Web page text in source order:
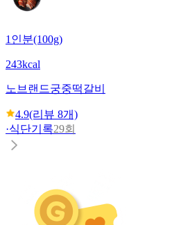
1인분(100g)
243kcal
노브랜드궁중떡갈비
4.9(리뷰 8개)
·식단기록29회